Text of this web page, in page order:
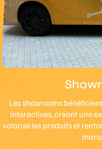
Les showrooms
interactives, créant une
valorise les produits et